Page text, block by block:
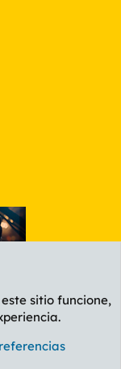
sitio funcione,